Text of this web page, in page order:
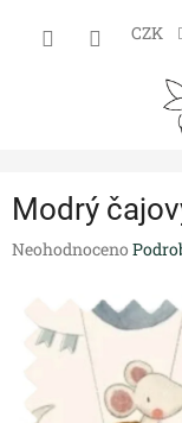
CZK
Modrý
Průměrné
hvězdiček.
Neohodnoceno